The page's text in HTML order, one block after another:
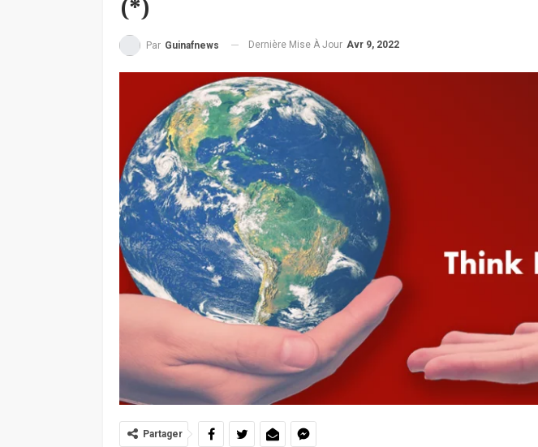
Par Guinafnews Dernière Mise À Jour Avr 9, 2022
Partager